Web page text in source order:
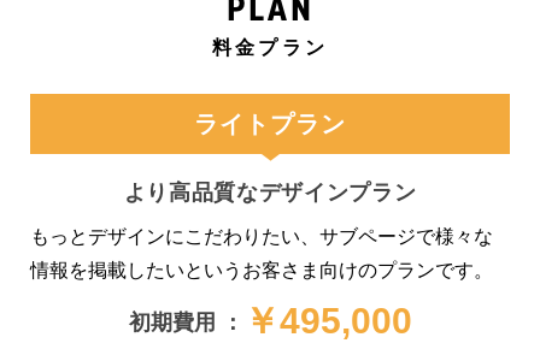
料金プラン
ライトプラン
より高品質なデザインプラン
もっとデザインにこだわりたい、サブページで様々な
情報を掲載したいというお客さま向けのプランです。
初期費用 ： ￥495,000